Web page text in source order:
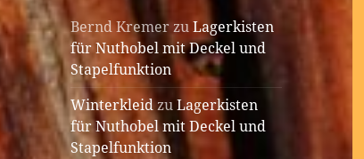
Bernd KremerzuLagerkisten
für Nuthobel mit Deckel und
Stapelfunktion
WinterkleidzuLagerkisten
für Nuthobel mit Deckel und
Stapelfunktion